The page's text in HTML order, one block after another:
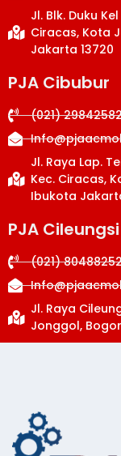
Jl. Blk. Duku
Ciracas, Kota
Jakarta 13720
PJA Cibubur
(021)
Jl. Raya Lap.
Kec. Ciracas,
Ibukota
PJA Cileungsi
(021)
Jl. Raya
Jonggol,